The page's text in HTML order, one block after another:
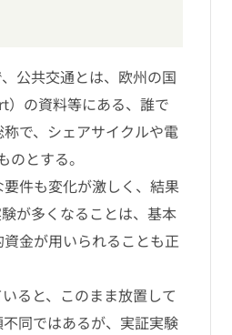
公共交通とは、欧州の国
の資料等にある、誰で
で、シェアサイクルや電
とする。
件も変化が激しく、結果
が多くなることは、基本
金が用いられることも正
ると、このまま放置して
同ではあるが、実証実験